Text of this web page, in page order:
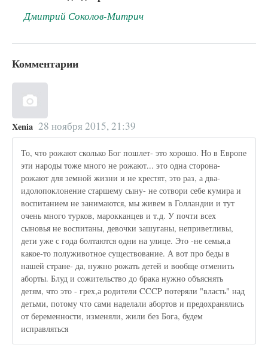
Дмитрий Соколов-Митрич
Комментарии
Xenia 28 ноября 2015, 21:39
То, что рожают сколько Бог пошлет- это хорошо. Но в Европе
эти народы тоже много не рожают... это одна сторона-
рожают для земной жизни и не крестят, это раз, а два-
идолопоклонение старшему сыну- не сотвори себе кумира и
воспитанием не занимаются, мы живем в Голландии и тут
очень много турков, марокканцев и т.д. У почти всех
сыновья не воспитаны, девочки зашуганы, неприветливы,
дети уже с года болтаются одни на улице. Это -не семья,а
какое-то полуживотное существование. А вот про беды в
нашей стране- да, нужно рожать детей и вообще отменить
аборты. Блуд и сожительство до брака нужно объяснять
детям, что это - грех,а родители CCCP потеряли "власть" над
детьми, потому что сами наделали абортов и предохранялись
от беременности, изменяли, жили без Бога, будем
исправляться